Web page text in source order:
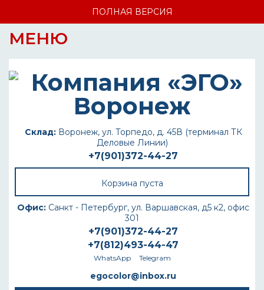
ПОЛНАЯ ВЕРСИЯ
МЕНЮ
Склад:Воронеж, ул. Торпедо, д. 45В (терминал ТК
Деловые Линии)
+7(901)372-44-27
Корзина пуста
Офис: Санкт - Петербург, ул. Варшавская, д5 к2, офис
301
+7(901)372-44-27
+7(812)493-44-47
WhatsApp Telegram
egocolor@inbox.ru